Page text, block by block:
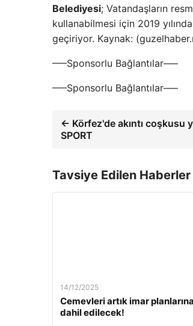
Belediyesi; Vatandaşların
kullanabilmesi için 2019
geçiriyor. Kaynak:
—–Sponsorlu Bağlantılar—–
—–Sponsorlu Bağlantılar—–
← Körfez'de akıntı coşkusu
SPORT
Tavsiye Edilen Haberler
14/12/2025
Cemevleri artık imar planlarına
dahil edilecek!